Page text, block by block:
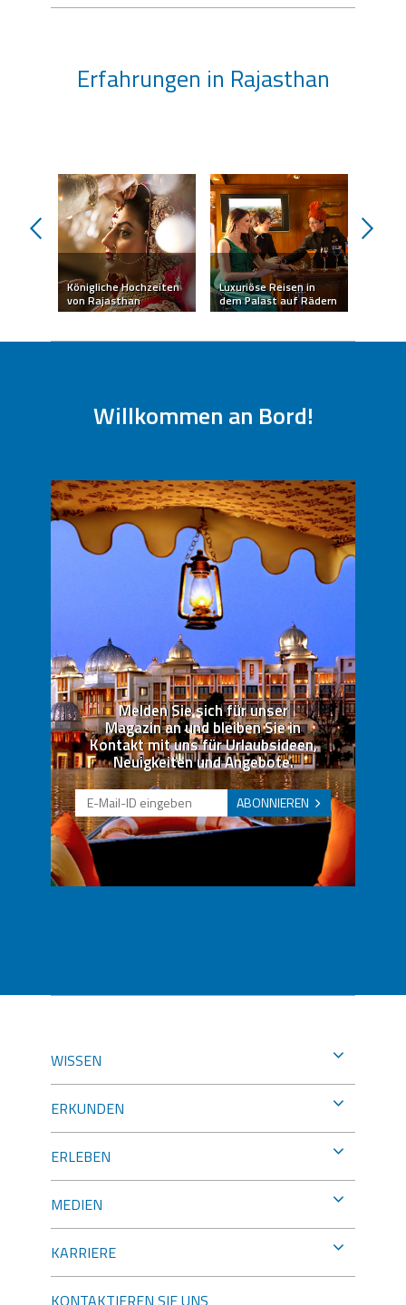
Erfahrungen in Rajasthan
Königliche Hochzeiten
von Rajasthan
Luxuriöse Reisen in
dem Palast auf Rädern
prev
Willkommen an Bord!
Melden Sie sich für unser
Magazin an und bleiben Sie in
Kontakt mit uns für Urlaubsideen,
Neuigkeiten und Angebote.
ABONNIEREN
WISSEN
ERKUNDEN
ERLEBEN
MEDIEN
KARRIERE
KONTAKTIEREN SIE UNS